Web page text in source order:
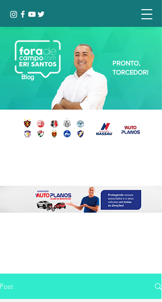
Blog
PRONTO,
TORCEDOR!
Post